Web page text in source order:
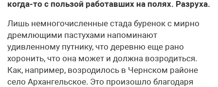
когда-то с пользой работавших на полях. Разруха.
Лишь немногочисленные стада буренок с мирно
дремлющими пастухами напоминают
удивленному путнику, что деревню еще рано
хоронить, что она может и должна возродиться.
Как, например, возродилось в Чернском районе
село Архангельское. Это произошло благодаря